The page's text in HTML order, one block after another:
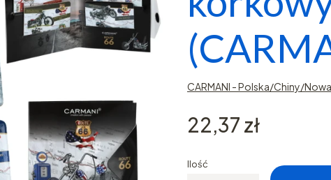
CARMANI - Polska/Chiny/
Cena
22,37 zł
Ilość